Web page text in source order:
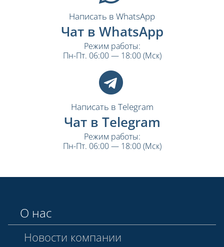
Написать в WhatsApp
Чат в WhatsApp
Режим работы:
Пн-Пт. 06:00 — 18:00 (Мск)
Написать в Telegram
Чат в Telegram
Режим работы:
Пн-Пт. 06:00 — 18:00 (Мск)
О нас
Новости компании